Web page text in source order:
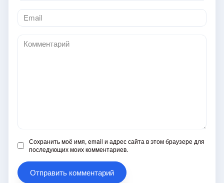
Email
*
Комментарий
Сохранить моё имя, email и адрес сайта в этом браузере для
последующих моих комментариев.